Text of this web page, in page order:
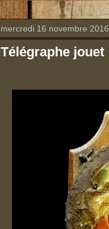
mercredi 16 novembre 2016
Télégraphe jouet